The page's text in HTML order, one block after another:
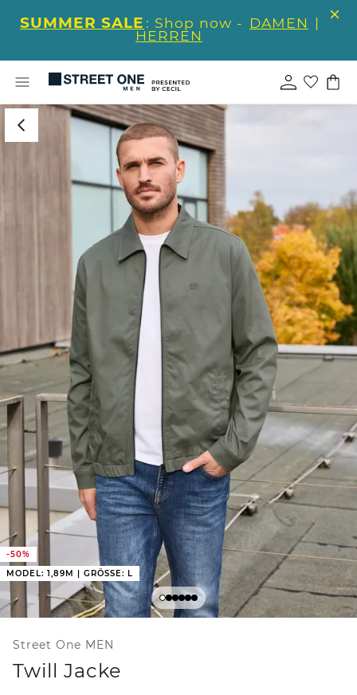
SUMMER SALE : Shop now - DAMEN |
HERREN
-50%
MODEL: 1,89M | GRÖSSE: L
Street One MEN
Twill Jacke